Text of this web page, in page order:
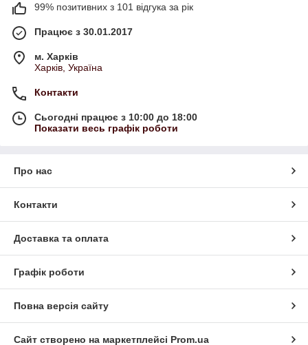
99% позитивних з 101 відгука за рік
Працює з 30.01.2017
м. Харків
Харків, Україна
Контакти
Сьогодні працює з 10:00 до 18:00
Показати весь графік роботи
Про нас
Контакти
Доставка та оплата
Графік роботи
Повна версія сайту
Сайт створено на маркетплейсі Prom.ua